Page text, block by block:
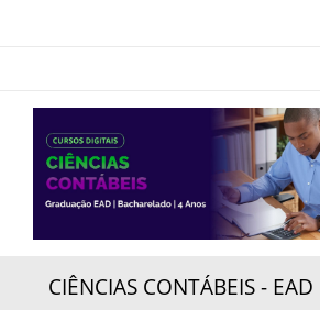
CIÊNCIAS CONTÁBEIS - EAD